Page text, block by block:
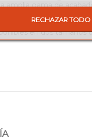
amplia gama de
que se adapta a
en dos
RECHAZAR TODO